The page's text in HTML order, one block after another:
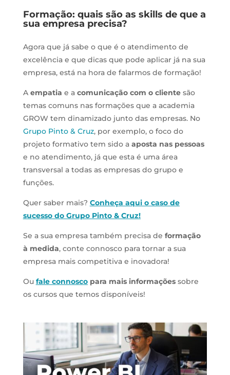
Formação: quais são as skills de que a
sua empresa precisa?
Agora que já sabe o que é o atendimento de
excelência e que dicas que pode aplicar já na sua
empresa, está na hora de falarmos de formação!
A empatia e a comunicação com o clientesão
temas comuns nas formações que a academia
GROW tem dinamizado junto das empresas. No
Grupo Pinto & Cruz, por exemplo, o foco do
projeto formativo tem sido a aposta nas pessoas
e no atendimento, já que esta é uma área
transversal a todas as empresas do grupo e
funções.
Quer saber mais? Conheça aqui o caso de
sucesso do Grupo Pinto & Cruz!
Se a sua empresa também precisa de formação
à medida, conte connosco para tornar a sua
empresa mais competitiva e inovadora!
Ou fale connoscopara mais informaçõessobre
os cursos que temos disponíveis!